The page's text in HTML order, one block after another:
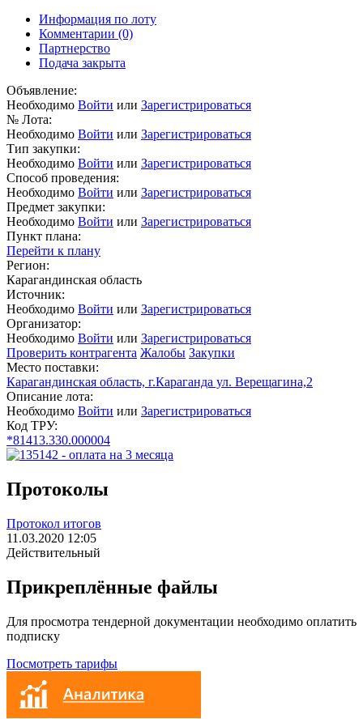
Информация по лоту
Комментарии (0)
Партнерство
Подача закрыта
Объявление:
Необходимо Войти или Зарегистрироваться
№ Лота:
Необходимо Войти или Зарегистрироваться
Тип закупки:
Необходимо Войти или Зарегистрироваться
Способ проведения:
Необходимо Войти или Зарегистрироваться
Предмет закупки:
Необходимо Войти или Зарегистрироваться
Пункт плана:
Перейти к плану
Регион:
Карагандинская область
Источник:
Необходимо Войти или Зарегистрироваться
Организатор:
Необходимо Войти или Зарегистрироваться
Проверить контрагента Жалобы Закупки
Место поставки:
Карагандинская область, г.Караганда ул. Верещагина,2
Описание лота:
Необходимо Войти или Зарегистрироваться
Код ТРУ:
*81413.330.000004
Протоколы
Протокол итогов
11.03.2020 12:05
Действительный
Прикреплённые файлы
Для просмотра тендерной документации необходимо оплатить
подписку
Посмотреть тарифы